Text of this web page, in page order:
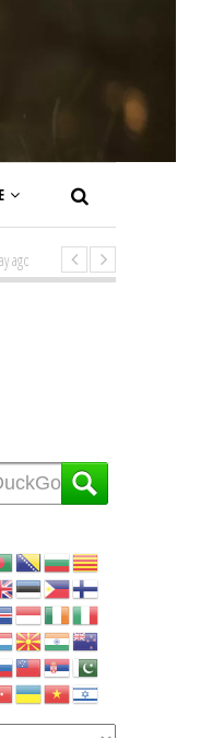
Non mi interesso di politica